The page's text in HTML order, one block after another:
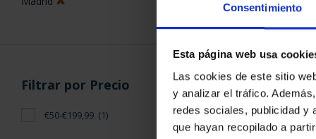
Consentimiento
Esta página web usa
Las cookies de este sitio
y analizar el tráfico.
redes sociales, publicidad y
que hayan recopilado a
Filtrar por Precio
€50-€199,99 (1)
CIUDADES
ALCALÁ